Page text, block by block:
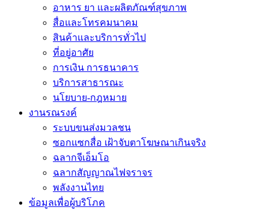
อาหาร ยา และผลิตภัณฑ์สุขภาพ
สื่อและโทรคมนาคม
สินค้าและบริการทั่วไป
ที่อยู่อาศัย
การเงิน การธนาคาร
บริการสาธารณะ
นโยบาย-กฎหมาย
งานรณรงค์
ระบบขนส่งมวลชน
ซอกแซกสื่อ เฝ้าจับตาโฆษณาเกินจริง
ฉลากจีเอ็มโอ
ฉลากสัญญาณไฟจราจร
พลังงานไทย
ข้อมูลเพื่อผู้บริโภค